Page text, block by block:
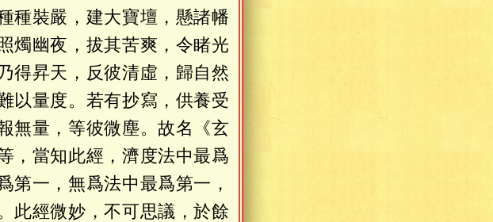
種裝嚴，建大寶壇，懸諸幡
燭幽夜，拔其苦爽，令睹光
得昇天，反彼清虛，歸自然
以量度。若有抄寫，供養受
無量，等彼微塵。故名《玄
，當知此經，濟度法中最爲
第一，無爲法中最爲第一，
此經微妙，不可思議，於餘